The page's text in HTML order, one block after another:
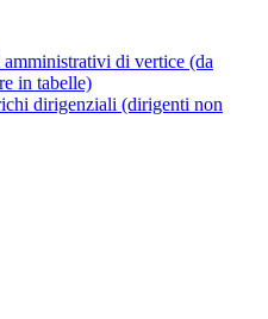
di vertice (da
in tabelle)
dirigenziali (dirigenti non